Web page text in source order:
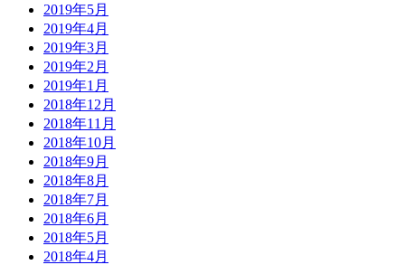
2019年5月
2019年4月
2019年3月
2019年2月
2019年1月
2018年12月
2018年11月
2018年10月
2018年9月
2018年8月
2018年7月
2018年6月
2018年5月
2018年4月